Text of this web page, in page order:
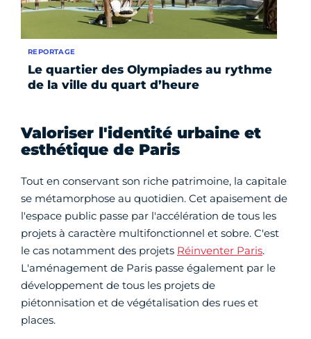
Le quartier des Olympiades au rythme
de la ville du quart d’heure
REPORTAGE
Valoriser l'identité urbaine et
esthétique de Paris
Tout en conservant son riche patrimoine, la capitale
se métamorphose au quotidien. Cet apaisement de
l'espace public passe par l'accélération de tous les
projets à caractère multifonctionnel et sobre. C'est
le cas notamment des projets Réinventer Paris.
L'aménagement de Paris passe également par le
développement de tous les projets de
piétonnisation et de végétalisation des rues et
places.